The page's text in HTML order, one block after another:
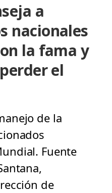
a
nacionales
la fama y
el
de la
Fuente
de